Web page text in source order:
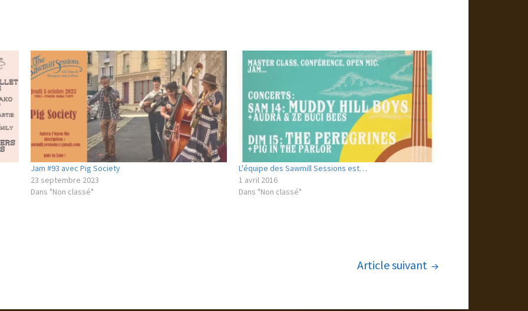
Jam #93 avec Pig Society
23 septembre 2023
Dans "Non classé"
L'équipe des Sawmill Sessions est…
1 avril 2016
Dans "Non classé"
Article suivant